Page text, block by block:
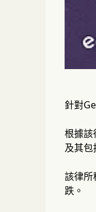
針對
根據該
及其
該律所
跌。